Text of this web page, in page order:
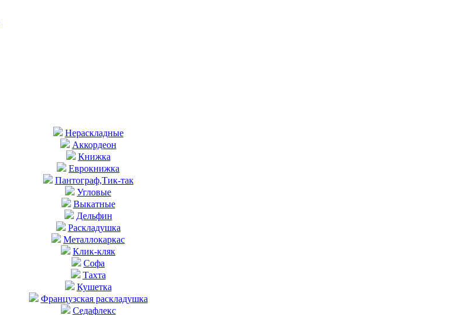
Нераскладные
Аккордеон
Книжка
Еврокнижка
Пантограф,Тик-так
Угловые
Выкатные
Дельфин
Раскладушка
Металлокаркас
Клик-кляк
Софа
Тахта
Кушетка
Французская раскладушка
Седафлекс